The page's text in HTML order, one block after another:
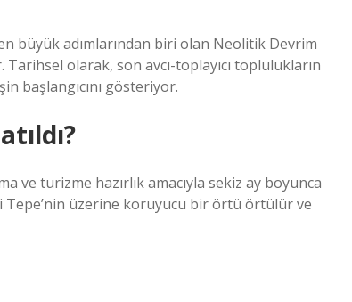
büyük adımlarından biri olan Neolitik Devrim
olarak, son avcı-toplayıcı toplulukların
başlangıcını gösteriyor.
ve turizme hazırlık amacıyla sekiz ay boyunca
Tepe’nin üzerine koruyucu bir örtü örtülür ve